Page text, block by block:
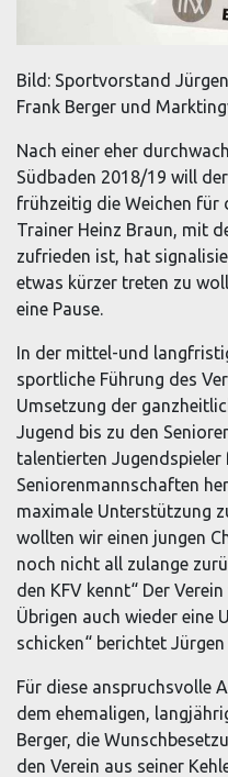
Bild: Sportvorstand
Frank Berger und
Nach einer eher
Südbaden 2018/19 will
frühzeitig die Weichen für
Trainer Heinz Braun, mit
zufrieden ist, hat
etwas kürzer treten zu
eine Pause.
In der mittel-und
sportliche Führung des
Umsetzung der
Jugend bis zu den
talentierten
Seniorenmannschaften
maximale Unterstützung
wollten wir einen jungen
noch nicht all zulange
den KFV kennt“ Der
Übrigen auch wieder eine
schicken“ berichtet Jürgen
Für diese anspruchsvolle
dem ehemaligen,
Berger, die
den Verein aus seiner